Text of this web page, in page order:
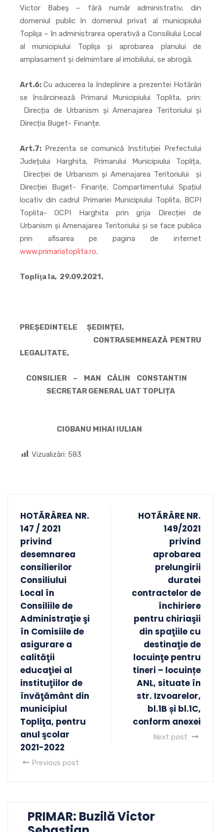
Victor Babeş – fără număr administrativ, din
domeniul public în domeniul privat al municipiului
Topliţa – în administrarea operativă a Consiliului Local
al municipiului Topliţa şi aprobarea planului de
amplasament şi delmimtare al imobilului, se abrogă.
Art.6:Cu aducerea la îndeplinire a prezentei Hotărâri
se însărcinează Primarul Municipiului Toplita, prin:
Direcția de Urbanism și Amenajarea Teritoriului și
Direcția Buget- Finanțe.
Art.7: Prezenta se comunică Instituției Prefectului
Județului Harghita, Primarului Municipiului Toplița,
Direcției de Urbanism și Amenajarea Teritoriului și
Direcției Buget- Finanțe, Compartimentului Spațiul
locativ din cadrul Primariei Municipiului Toplita, BCPI
Toplita- OCPI Harghita prin grija Direcției de
Urbanism și Amenajarea Teritoriului și se face publica
prin afisarea pe pagina de internet
www.primariatoplita.ro.
Topliţa la, 29.09.2021.
PREȘEDINTELE ȘEDINȚEI,
CONTRASEMNEAZĂ PENTRU
LEGALITATE,
CONSILIER – MAN CĂLIN CONSTANTIN
SECRETAR GENERAL UAT TOPLIȚA
CIOBANU MIHAI IULIAN
Vizualizări: 583
HOTĂRÂREA NR.
147 / 2021
privind
desemnarea
consilierilor
Consiliului
Local în
Consiliile de
Administraţie şi
în Comisiile de
asigurare a
calităţii
educaţiei al
instituţiilor de
învăţământ din
municipiul
Topliţa, pentru
anul şcolar
2021-2022
Previous post
HOTĂRÂRE NR.
149/2021
privind
aprobarea
prelungirii
duratei
contractelor de
închiriere
pentru chiriaşii
din spaţiile cu
destinaţie de
locuinţe pentru
tineri – locuințe
ANL, situate în
str. Izvoarelor,
bl.1B și bl.1C,
conform anexei
Next post
PRIMAR: Buzilă Victor